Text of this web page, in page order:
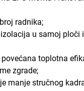
radnika;
u samoj ploči
toplotna
zgrade;
manje stručnog